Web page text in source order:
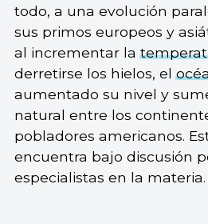
todo, a una evolución
sus primos europeos y
al incrementar la
derretirse los hielos, el
aumentado su nivel y
natural entre los
pobladores americanos.
encuentra bajo discusión
especialistas en la materia.